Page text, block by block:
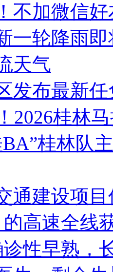
不加微信
一轮降雨
天气
发布最新
2026桂林
BA”桂林队
通建设项
高速全线
性早熟，